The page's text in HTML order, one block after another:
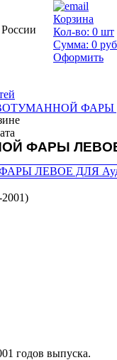
ФАРЫ
ФАРЫ
годов выпуска.
Корзина
Кол-во: 0 шт
Сумма: 0
Оформить